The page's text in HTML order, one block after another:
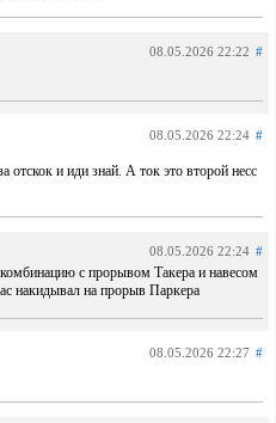
08.05.2026 22:22 #
08.05.2026 22:24 #
и иди знай. А ток это второй несс
08.05.2026 22:24 #
с прорывом Такера и навесом
накидывал на прорыв Паркера
08.05.2026 22:27 #